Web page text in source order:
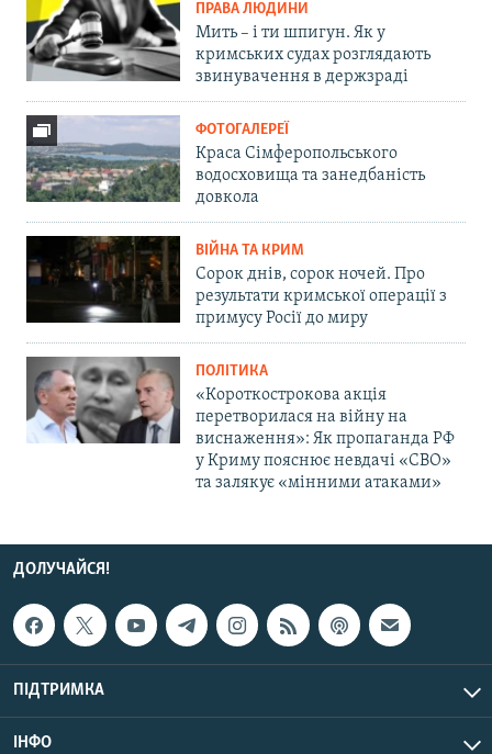
ПРАВА ЛЮДИНИ
Мить – і ти шпигун. Як у
кримських судах розглядають
звинувачення в держзраді
ФОТОГАЛЕРЕЇ
Краса Сімферопольського
водосховища та занедбаність
довкола
ВІЙНА ТА КРИМ
Сорок днів, сорок ночей. Про
результати кримської операції з
примусу Росії до миру
ПОЛІТИКА
«Короткострокова акція
перетворилася на війну на
виснаження»: Як пропаганда РФ
у Криму пояснює невдачі «СВО»
та залякує «мінними атаками»
ДОЛУЧАЙСЯ!
ПІДТРИМКА
ІНФО